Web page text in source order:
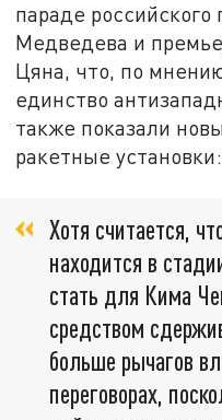
параде
Медведева и
Цяна, что, по
единство
также показали
ракетные установки:
Хотя считается,
находится в
стать для Кима
средством
больше рычагов
переговорах,